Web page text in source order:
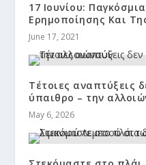
17 Ιουνίου:
Ερημοποίησης Και
June 17, 2021
Τέτοιες αναπτύξεις
ύπαιθρο – την
May 6, 2026